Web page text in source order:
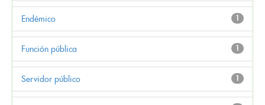
1
Endémico
1
Función pública
1
Servidor público